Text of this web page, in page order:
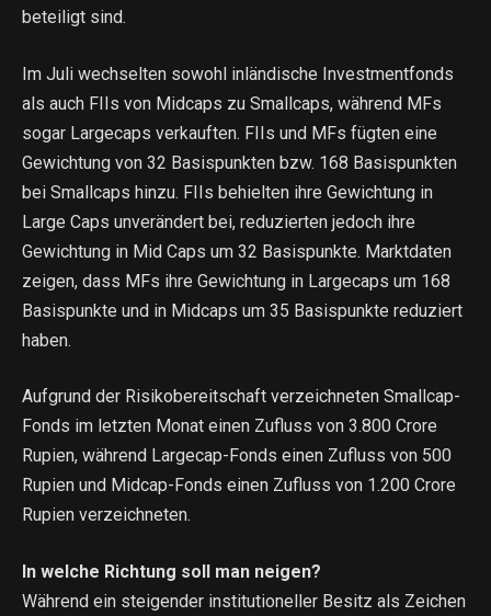
beteiligt sind.
Im Juli wechselten sowohl inländische Investmentfonds
als auch FIIs von Midcaps zu Smallcaps, während MFs
sogar Largecaps verkauften. FIIs und MFs fügten eine
Gewichtung von 32 Basispunkten bzw. 168 Basispunkten
bei Smallcaps hinzu. FIIs behielten ihre Gewichtung in
Large Caps unverändert bei, reduzierten jedoch ihre
Gewichtung in Mid Caps um 32 Basispunkte. Marktdaten
zeigen, dass MFs ihre Gewichtung in Largecaps um 168
Basispunkte und in Midcaps um 35 Basispunkte reduziert
haben.
Aufgrund der Risikobereitschaft verzeichneten Smallcap-
Fonds im letzten Monat einen Zufluss von 3.800 Crore
Rupien, während Largecap-Fonds einen Zufluss von 500
Rupien und Midcap-Fonds einen Zufluss von 1.200 Crore
Rupien verzeichneten.
In welche Richtung soll man neigen?
Während ein steigender institutioneller Besitz als Zeichen